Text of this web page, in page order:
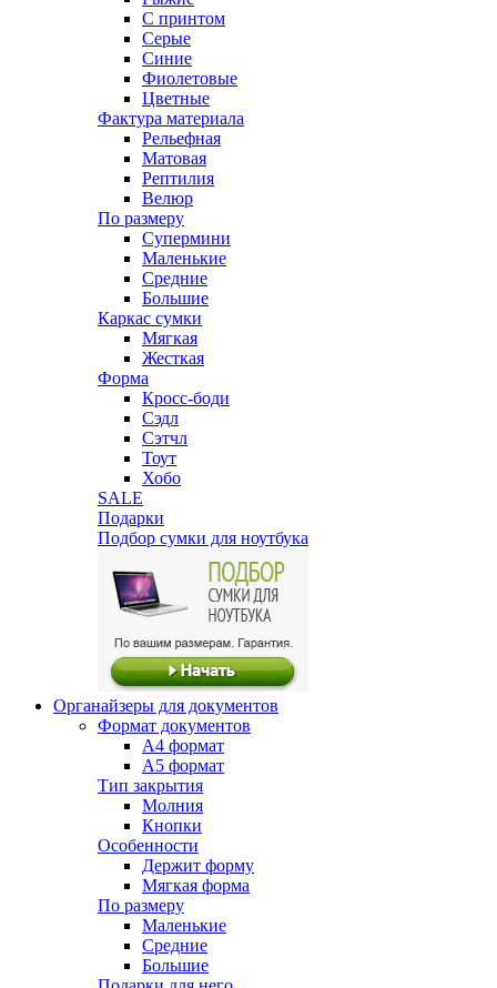
С принтом
Серые
Синие
Фиолетовые
Цветные
Фактура материала
Рельефная
Матовая
Рептилия
Велюр
По размеру
Супермини
Маленькие
Средние
Большие
Каркас сумки
Мягкая
Жесткая
Форма
Кросс-боди
Сэдл
Сэтчл
Тоут
Хобо
SALE
Подарки
Подбор сумки для ноутбука
Органайзеры для документов
Формат документов
А4 формат
А5 формат
Тип закрытия
Молния
Кнопки
Особенности
Держит форму
Мягкая форма
По размеру
Маленькие
Средние
Большие